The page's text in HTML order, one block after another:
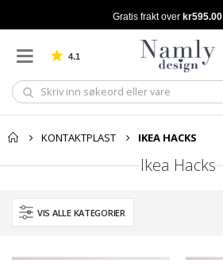
Gratis frakt over kr595.00
4.1 Basert på 1025 stemmer
KONTAKTPLAST IKEA HACKS
Ikea Hacks
VIS ALLE KATEGORIER